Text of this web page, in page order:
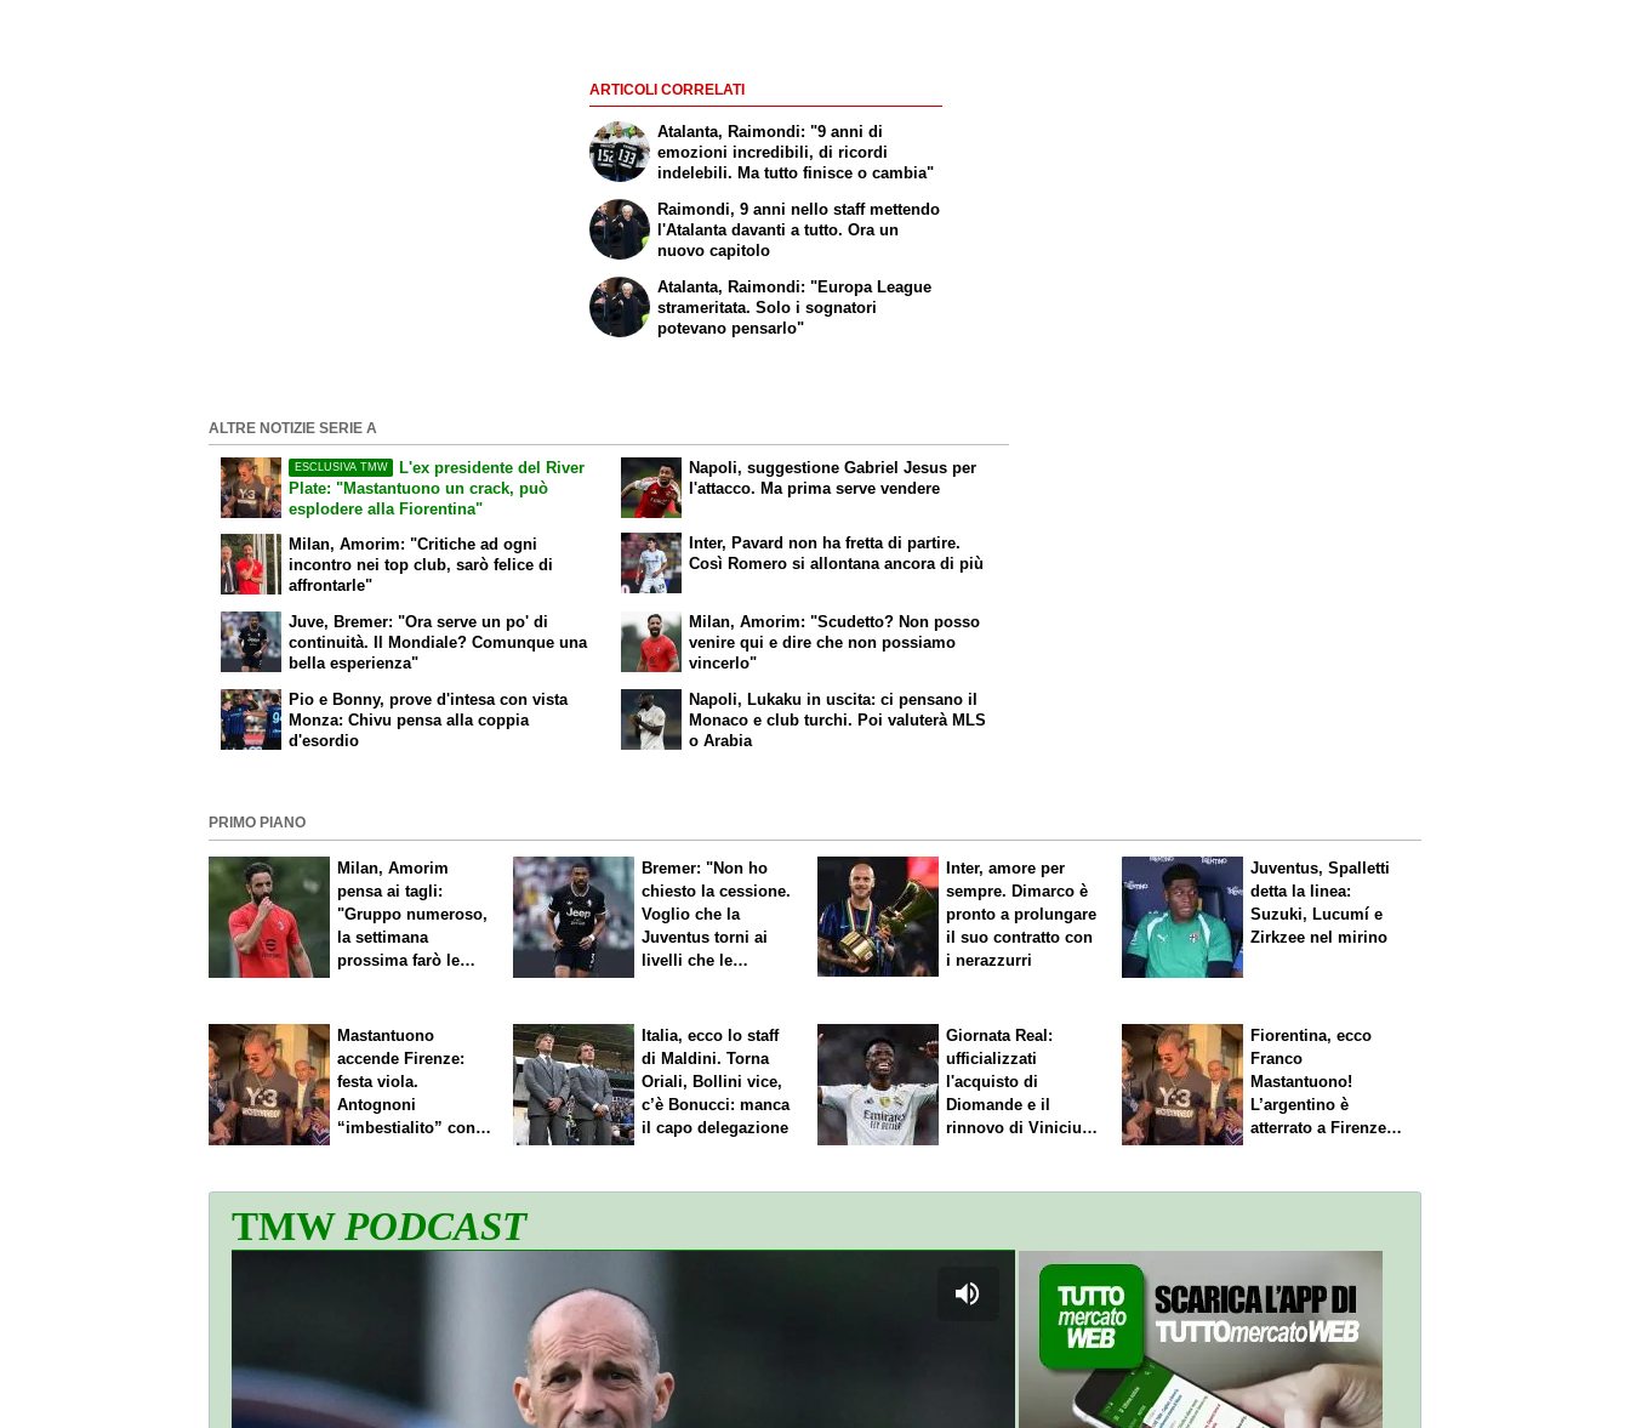
ARTICOLI CORRELATI
Atalanta, Raimondi: "9 anni di
emozioni incredibili, di ricordi
indelebili. Ma tutto finisce o cambia"
Raimondi, 9 anni nello staff mettendo
l'Atalanta davanti a tutto. Ora un
nuovo capitolo
Atalanta, Raimondi: "Europa League
strameritata. Solo i sognatori
potevano pensarlo"
ALTRE NOTIZIE SERIE A
ESCLUSIVA TMW
L'ex presidente del River
Plate: "Mastantuono un crack, può
esplodere alla Fiorentina"
Milan, Amorim: "Critiche ad ogni
incontro nei top club, sarò felice di
affrontarle"
Napoli, suggestione Gabriel Jesus per
l'attacco. Ma prima serve vendere
Inter, Pavard non ha fretta di partire.
Così Romero si allontana ancora di più
Juve, Bremer: "Ora serve un po' di
continuità. Il Mondiale? Comunque una
bella esperienza"
Pio e Bonny, prove d'intesa con vista
Monza: Chivu pensa alla coppia
d'esordio
Milan, Amorim: "Scudetto? Non posso
venire qui e dire che non possiamo
vincerlo"
Napoli, Lukaku in uscita: ci pensano il
Monaco e club turchi. Poi valuterà MLS
o Arabia
PRIMO PIANO
Milan, Amorim
pensa ai tagli:
"Gruppo numeroso,
la settimana
prossima farò le
Bremer: "Non ho
chiesto la cessione.
Voglio che la
Juventus torni ai
livelli che le
Inter, amore per
sempre. Dimarco è
pronto a prolungare
il suo contratto con
i nerazzurri
Juventus, Spalletti
detta la linea:
Suzuki, Lucumí e
Zirkzee nel mirino
Mastantuono
accende Firenze:
festa viola.
Antognoni
“imbestialito” con
Italia, ecco lo staff
di Maldini. Torna
Oriali, Bollini vice,
c’è Bonucci: manca
il capo delegazione
Giornata Real:
ufficializzati
l'acquisto di
Diomande e il
rinnovo di Vinicius.
Fiorentina, ecco
Franco
Mastantuono!
L’argentino è
atterrato a Firenze,
TMWPODCAST